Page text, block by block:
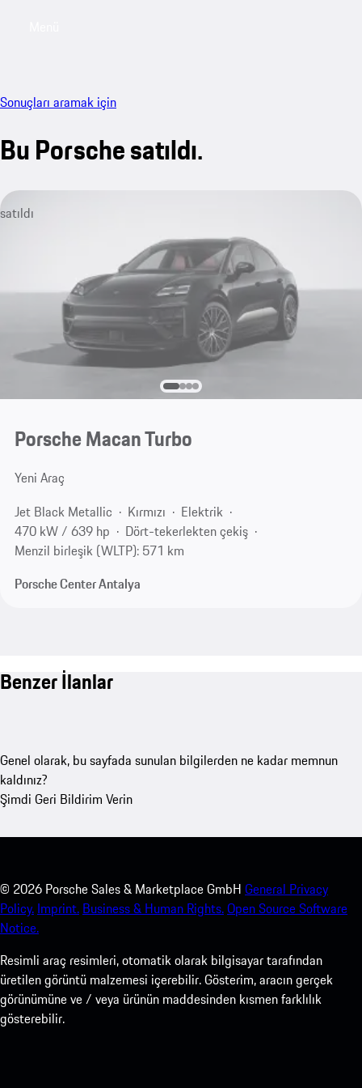
Sonuçları aramak için
Bu Porsche satıldı.
satıldı
Porsche Macan Turbo
Yeni Araç
Jet Black Metallic
Kırmızı
Elektrik
470 kW / 639 hp
Dört-tekerlekten çekiş
Menzil birleşik (WLTP): 571 km
Porsche Center Antalya
Benzer İlanlar
Genel olarak, bu sayfada sunulan bilgilerden ne kadar memnun
kaldınız?
Şimdi Geri Bildirim Verin
© 2026 Porsche Sales & Marketplace GmbH General Privacy
Policy. Imprint. Business & Human Rights.Open Source Software
Notice.
Resimli araç resimleri, otomatik olarak bilgisayar tarafından
üretilen görüntü malzemesi içerebilir. Gösterim, aracın gerçek
görünümüne ve / veya ürünün maddesinden kısmen farklılık
gösterebilir.